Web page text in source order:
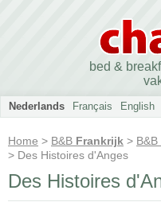
bed &
Nederlands Français English
Home > B&B Frankrijk > B&B
> Des Histoires d'Anges
Des Histoires